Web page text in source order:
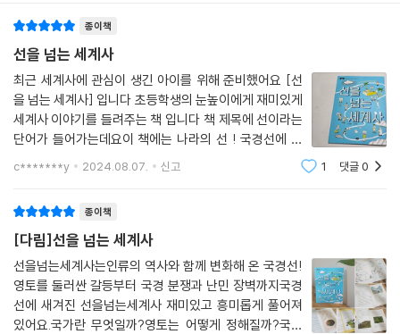
종이책
선을 넘는 세계사
최근 세계사에 관심이 생긴 아이를 위해 준비했어요 [선
을 넘는 세계사] 입니다 초등학생의 눈높이에게 재미있게
세계사 이야기를 들려주는 책 입니다 책 제목에 선이라는
단어가 들어가는데요이 책에는 나라의 선 ! 국경선에 대
한 이야기를 담고 있어요 국가란 무엇일까요?나라와 나
라 사이의 경계인 국경선이 국경선은 어떻게 정할까요?
c*******y 2024.08.07. 신고 1 댓글0
종이책
[다림]선을 넘는 세계사
선을넘는세계사는인류의 역사와 함께 변화해 온 국경선!
영토를 둘러싼 갈등부터 국경 분쟁과 난민 장벽까지국경
선에 새겨진 선을넘는세계사 재미있고 흥미롭게 풀어져
있어요.국가란 무엇일까?영토는 어떻게 정해질까?국경